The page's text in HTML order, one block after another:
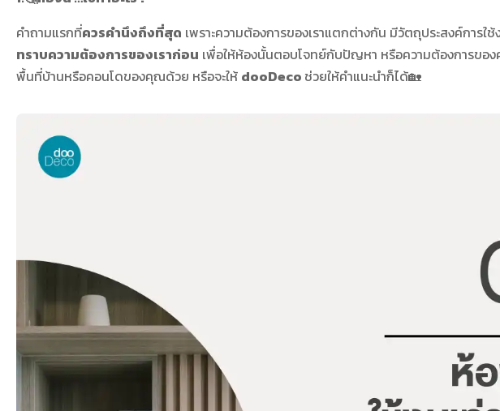
คำถามแรกที่ควรคำนึงถึงที่สุด เพราะความต้องการของเราแตกต่างกัน มีวัตถุประสงค์การใ
ทราบความต้องการของเราก่อน เพื่อให้ห้องนั้นตอบโจทย์กับปัญหา หรือความต้องการขอ
พื้นที่บ้านหรือคอนโดของคุณด้วย หรือจะให้ dooDeco ช่วยให้คำแนะนำก็ได้🏡